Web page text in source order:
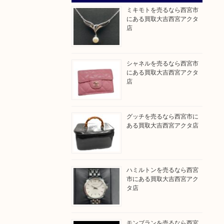
ミキモトを売るなら西宮市
にある買取大吉西宮アクタ
店
シャネルを売るなら西宮市
にある買取大吉西宮アクタ
店
グッチを売るなら西宮市に
ある買取大吉西宮アクタ店
ハミルトンを売るなら西宮
市にある買取大吉西宮アク
タ店